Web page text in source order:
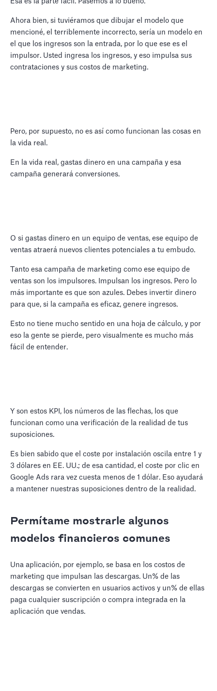
Ahora bien, si tuviéramos que dibujar el modelo que
mencioné, el terriblemente incorrecto, sería un modelo en
el que los ingresos son la entrada, por lo que ese es el
impulsor. Usted ingresa los ingresos, y eso impulsa sus
contrataciones y sus costos de marketing.
Pero, por supuesto, no es así como funcionan las cosas en
la vida real.
En la vida real, gastas dinero en una campaña y esa
campaña generará conversiones.
O si gastas dinero en un equipo de ventas, ese equipo de
ventas atraerá nuevos clientes potenciales a tu embudo.
Tanto esa campaña de marketing como ese equipo de
ventas son los impulsores. Impulsan los ingresos. Pero lo
más importante es que son azules. Debes invertir dinero
para que, si la campaña es eficaz, genere ingresos.
Esto no tiene mucho sentido en una hoja de cálculo, y por
eso la gente se pierde, pero visualmente es mucho más
fácil de entender.
Y son estos KPI, los números de las flechas, los que
funcionan como una verificación de la realidad de tus
suposiciones.
Es bien sabido que el coste por instalación oscila entre 1 y
3 dólares en EE. UU.; de esa cantidad, el coste por clic en
Google Ads rara vez cuesta menos de 1 dólar. Eso ayudará
a mantener nuestras suposiciones dentro de la realidad.
Permítame mostrarle algunos
modelos financieros comunes
Una aplicación, por ejemplo, se basa en los costos de
marketing que impulsan las descargas. Un% de las
descargas se convierten en usuarios activos y un% de ellas
paga cualquier suscripción o compra integrada en la
aplicación que vendas.